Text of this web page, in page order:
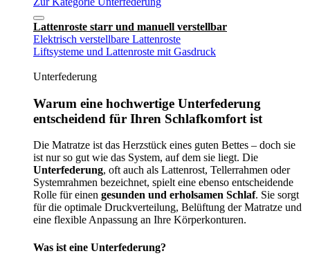
Lattenroste starr und manuell verstellbar
Elektrisch verstellbare Lattenroste
Liftsysteme und Lattenroste mit Gasdruck
Unterfederung
Warum eine hochwertige Unterfederung
entscheidend für Ihren Schlafkomfort ist
Die Matratze ist das Herzstück eines guten Bettes – doch sie
ist nur so gut wie das System, auf dem sie liegt. Die
Unterfederung, oft auch als Lattenrost, Tellerrahmen oder
Systemrahmen bezeichnet, spielt eine ebenso entscheidende
Rolle für einen gesunden und erholsamen Schlaf. Sie sorgt
für die optimale Druckverteilung, Belüftung der Matratze und
eine flexible Anpassung an Ihre Körperkonturen.
Was ist eine Unterfederung?